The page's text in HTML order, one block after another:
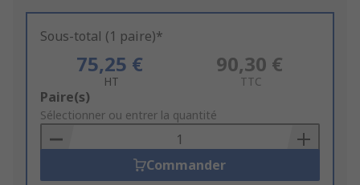
Sous-total (1 paire)*
75,25 €
HT
90,30 €
TTC
Add
to
Basket
Paire(s)
Sélectionner ou entrer la quantité
Commander